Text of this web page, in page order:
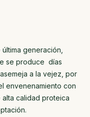
generación,
se produce días
a la vejez, por
envenenamiento con
alta calidad proteica